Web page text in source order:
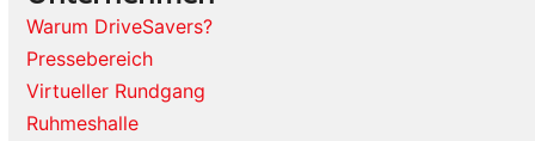
Warum DriveSavers?
Pressebereich
Virtueller Rundgang
Ruhmeshalle